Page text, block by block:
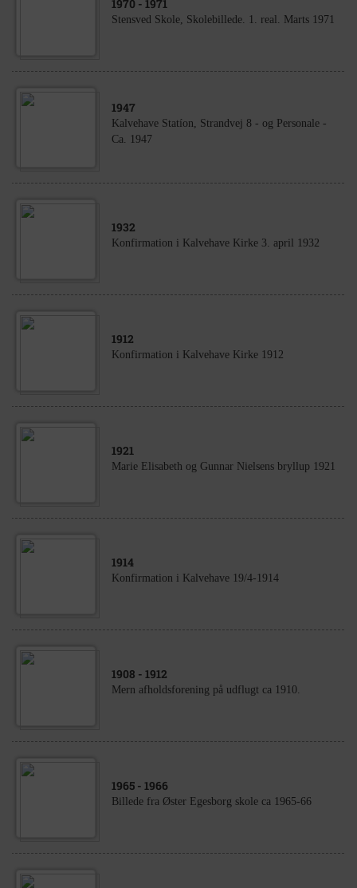
1970 - 1971
Stensved Skole, Skolebillede. 1. real. Marts 1971
1947
Kalvehave Statíon, Strandvej 8 - og Personale -
Ca. 1947
1932
Konfirmation i Kalvehave Kirke 3. april 1932
1912
Konfirmation i Kalvehave Kirke 1912
1921
Marie Elisabeth og Gunnar Nielsens bryllup 1921
1914
Konfirmation i Kalvehave 19/4-1914
1908 - 1912
Mern afholdsforening på udflugt ca 1910.
1965 - 1966
Billede fra Øster Egesborg skole ca 1965-66